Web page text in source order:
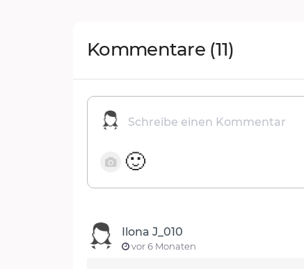
Kommentare (11)
🙂
Ilona J_010
vor 6 Monaten